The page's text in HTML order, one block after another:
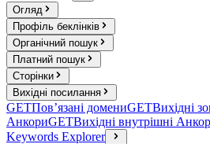
Огляд
Профіль беклінків
Органічний пошук
Платний пошук
Сторінки
Вихідні посилання
GETПов’язані домениGETВихідні
АнкориGETВихідні внутрішні
Keywords Explorer